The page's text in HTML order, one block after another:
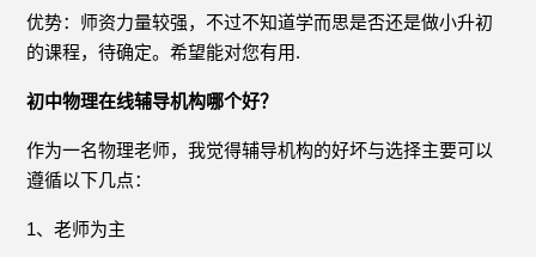
优势：师资力量较强，不过不知道学而思是否还是做小升初
的课程，待确定。希望能对您有用.
初中物理在线辅导机构哪个好？
作为一名物理老师，我觉得辅导机构的好坏与选择主要可以
遵循以下几点：
1、老师为主